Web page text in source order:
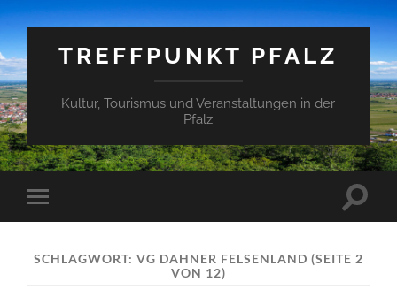
TREFFPUNKT PFALZ
Kultur, Tourismus und Veranstaltungen in der
Pfalz
Mobile-
Menü
SCHLAGWORT: VG DAHNER FELSENLAND (SEITE 2
VON 12)